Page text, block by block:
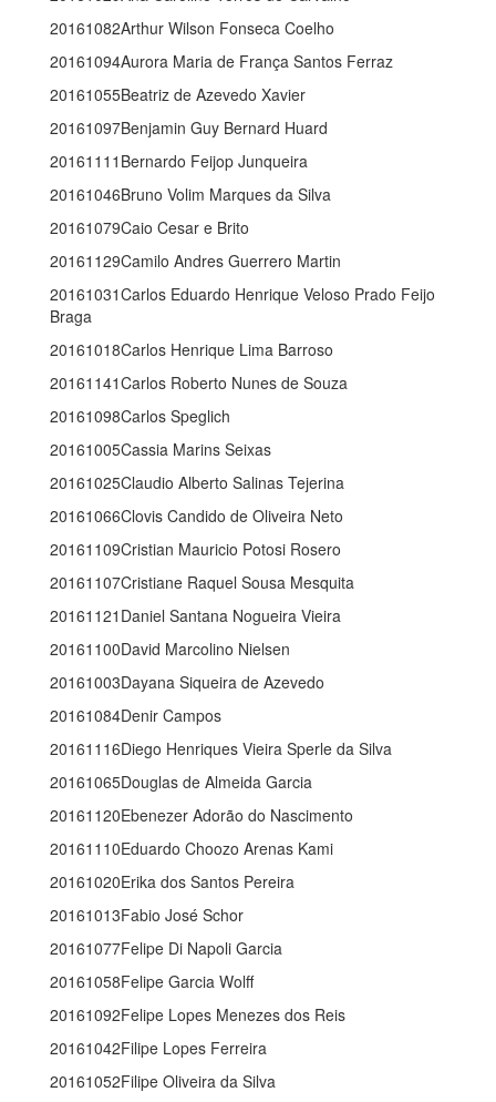
20161082Arthur Wilson Fonseca Coelho
20161094Aurora Maria de França Santos Ferraz
20161055Beatriz de Azevedo Xavier
20161097Benjamin Guy Bernard Huard
20161111Bernardo Feijop Junqueira
20161046Bruno Volim Marques da Silva
20161079Caio Cesar e Brito
20161129Camilo Andres Guerrero Martin
20161031Carlos Eduardo Henrique Veloso Prado Feijo
Braga
20161018Carlos Henrique Lima Barroso
20161141Carlos Roberto Nunes de Souza
20161098Carlos Speglich
20161005Cassia Marins Seixas
20161025Claudio Alberto Salinas Tejerina
20161066Clovis Candido de Oliveira Neto
20161109Cristian Mauricio Potosi Rosero
20161107Cristiane Raquel Sousa Mesquita
20161121Daniel Santana Nogueira Vieira
20161100David Marcolino Nielsen
20161003Dayana Siqueira de Azevedo
20161084Denir Campos
20161116Diego Henriques Vieira Sperle da Silva
20161065Douglas de Almeida Garcia
20161120Ebenezer Adorão do Nascimento
20161110Eduardo Choozo Arenas Kami
20161020Erika dos Santos Pereira
20161013Fabio José Schor
20161077Felipe Di Napoli Garcia
20161058Felipe Garcia Wolff
20161092Felipe Lopes Menezes dos Reis
20161042Filipe Lopes Ferreira
20161052Filipe Oliveira da Silva